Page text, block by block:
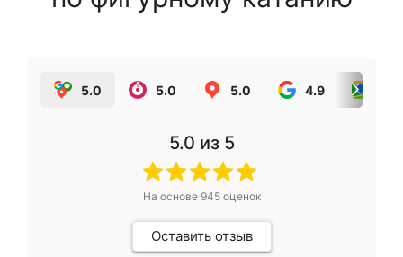
5.0 5.0 5.0 4.9
5.0 из 5
На основе 945оценок
Оставить отзыв